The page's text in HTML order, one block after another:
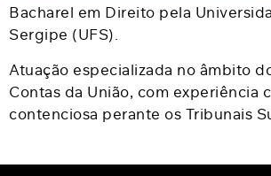
Bacharel em Direito pela
Sergipe (UFS).
Atuação especializada no âmbito
Contas da União, com experiência
contenciosa perante os Tribunais